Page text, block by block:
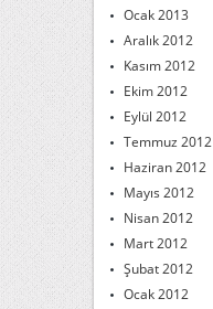
Ocak 2013
Aralık 2012
Kasım 2012
Ekim 2012
Eylül 2012
Temmuz 2012
Haziran 2012
Mayıs 2012
Nisan 2012
Mart 2012
Şubat 2012
Ocak 2012